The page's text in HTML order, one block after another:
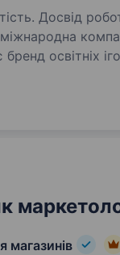
Досвід
освітніх
у США, Канаді,
магазинів